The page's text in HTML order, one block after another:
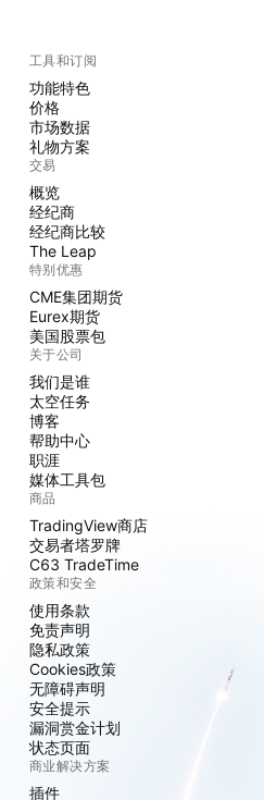
工具和订阅
功能特色
价格
市场数据
礼物方案
交易
概览
经纪商
经纪商比较
The Leap
特别优惠
CME集团期货
Eurex期货
美国股票包
关于公司
我们是谁
太空任务
博客
帮助中心
职涯
媒体工具包
商品
TradingView商店
交易者塔罗牌
C63 TradeTime
政策和安全
使用条款
免责声明
隐私政策
Cookies政策
无障碍声明
安全提示
漏洞赏金计划
状态页面
商业解决方案
插件